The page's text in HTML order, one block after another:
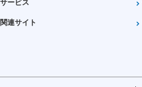
サービス
関連サイト